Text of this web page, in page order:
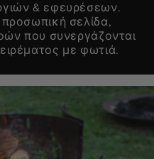
& εφευρέσεων.
σελίδα,
που συνεργάζονται
με φωτιά.